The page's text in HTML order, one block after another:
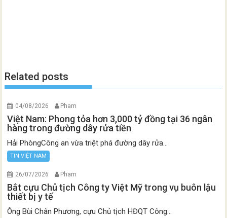
Related posts
04/08/2026 Pham
Việt Nam: Phong tỏa hơn 3,000 tỷ đồng tại 36 ngân
hàng trong đường dây rửa tiền
Hải PhòngCông an vừa triệt phá đường dây rửa...
TIN VIỆT NAM
26/07/2026 Pham
Bắt cựu Chủ tịch Công ty Việt Mỹ trong vụ buôn lậu
thiết bị y tế
Ông Bùi Chân Phương, cựu Chủ tịch HĐQT Công...